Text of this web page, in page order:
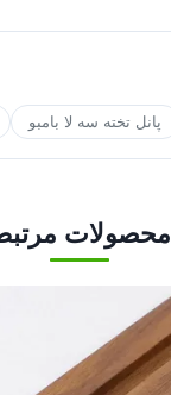
پانل تخته سه لا بامبو
محصولات